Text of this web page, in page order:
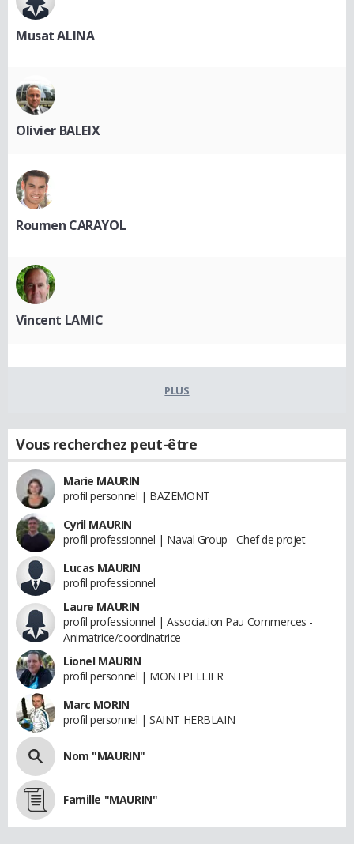
Musat ALINA
Olivier BALEIX
Roumen CARAYOL
Vincent LAMIC
PLUS
Vous recherchez peut-être
Marie MAURIN
profil personnel | BAZEMONT
Cyril MAURIN
profil professionnel | Naval Group - Chef de projet
Lucas MAURIN
profil professionnel
Laure MAURIN
profil professionnel | Association Pau Commerces -
Animatrice/coordinatrice
Lionel MAURIN
profil personnel | MONTPELLIER
Marc MORIN
profil personnel | SAINT HERBLAIN
Nom "MAURIN"
Famille "MAURIN"